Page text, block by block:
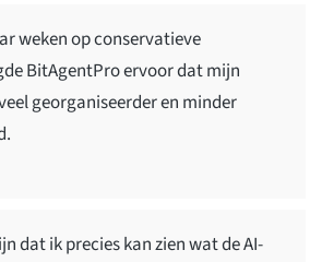
weken op conservatieve
BitAgentPro ervoor dat mijn
georganiseerder en minder
dat ik precies kan zien wat de AI-